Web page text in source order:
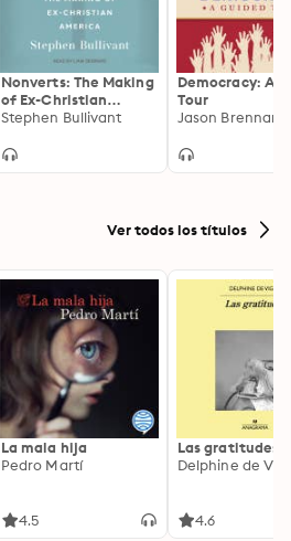
Nonverts: The Making
of Ex-Christian
America
Stephen Bullivant
Democracy: A
Tour
Jason Brennan
Ver todos los títulos
La mala hija
Pedro Martí
4.5
Las gratitudes
Delphine de
4.6